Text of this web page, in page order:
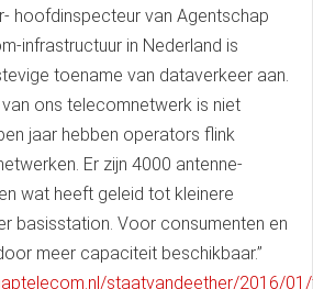
hoofdinspecteur van Agentschap
infrastructuur in Nederland is
toename van dataverkeer aan.
ons telecomnetwerk is niet
jaar hebben operators flink
Er zijn 4000 antenne-
wat heeft geleid tot kleinere
basisstation. Voor consumenten en
meer capaciteit beschikbaar.’’
staatvandeether/2016/